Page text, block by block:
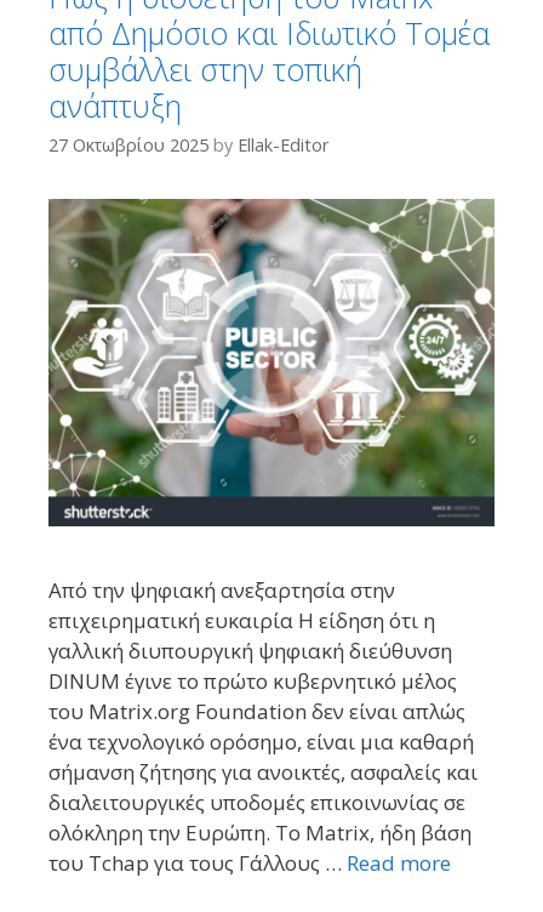
από Δημόσιο και Ιδιωτικό Τομέα
συμβάλλει στην τοπική
ανάπτυξη
27 Οκτωβρίου 2025 by Ellak-Editor
Από την ψηφιακή ανεξαρτησία στην
επιχειρηματική ευκαιρία Η είδηση ότι η
γαλλική διυπουργική ψηφιακή διεύθυνση
DINUM έγινε το πρώτο κυβερνητικό μέλος
του Matrix.org Foundation δεν είναι απλώς
ένα τεχνολογικό ορόσημο, είναι μια καθαρή
σήμανση ζήτησης για ανοικτές, ασφαλείς και
διαλειτουργικές υποδομές επικοινωνίας σε
ολόκληρη την Ευρώπη. Το Matrix, ήδη βάση
του Tchap για τους Γάλλους … Read more